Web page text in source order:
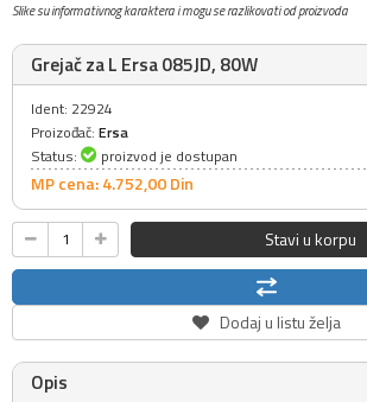
Slike su informativnog karaktera i mogu se razlikovati od proizvoda
Grejač za L Ersa 085JD, 80W
Ident: 22924
Proizođač: Ersa
Status:
proizvod je dostupan
MP cena: 4.752,00Din
Stavi u korpu
Dodaj u listu želja
Opis